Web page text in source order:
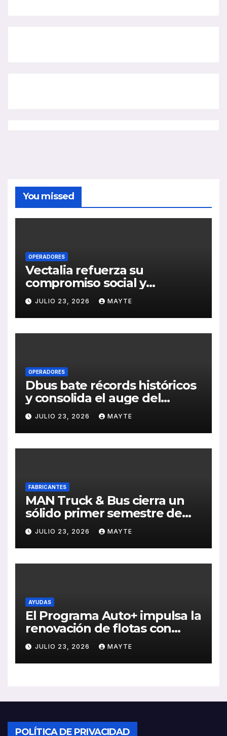
You missed
OPERADORES
Vectalia refuerza su
compromiso social y
medioambiental con la
publicación de su Memoria
de RSC 2025
JULIO 23, 2026 MAYTE
OPERADORES
Dbus bate récords históricos
y consolida el auge del
transporte público en San
Sebastián
JULIO 23, 2026 MAYTE
FABRICANTES
MAN Truck & Bus cierra un
sólido primer semestre de
2026 con crecimiento en
ventas, pedidos y
rentabilidad
JULIO 23, 2026 MAYTE
AYUDAS
El Programa Auto+ impulsa la
renovación de flotas con
ayudas a vehículos eléctricos
ligeros
JULIO 23, 2026 MAYTE
POLÍTICA DE PRIVACIDAD